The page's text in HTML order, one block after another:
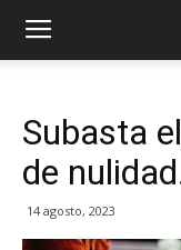
Subasta
de
14 agosto, 2023